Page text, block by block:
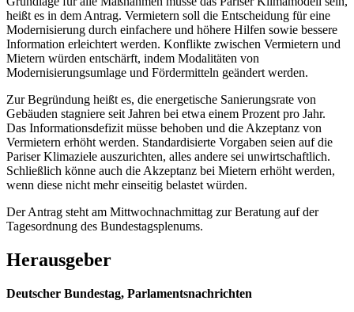
heißt es in dem Antrag. Vermietern soll die Entscheidung für eine
Modernisierung durch einfachere und höhere Hilfen sowie bessere
Information erleichtert werden. Konflikte zwischen Vermietern und
Mietern würden entschärft, indem Modalitäten von
Modernisierungsumlage und Fördermitteln geändert werden.
Zur Begründung heißt es, die energetische Sanierungsrate von
Gebäuden stagniere seit Jahren bei etwa einem Prozent pro Jahr.
Das Informationsdefizit müsse behoben und die Akzeptanz von
Vermietern erhöht werden. Standardisierte Vorgaben seien auf die
Pariser Klimaziele auszurichten, alles andere sei unwirtschaftlich.
Schließlich könne auch die Akzeptanz bei Mietern erhöht werden,
wenn diese nicht mehr einseitig belastet würden.
Der Antrag steht am Mittwochnachmittag zur Beratung auf der
Tagesordnung des Bundestagsplenums.
Herausgeber
Deutscher Bundestag, Parlamentsnachrichten